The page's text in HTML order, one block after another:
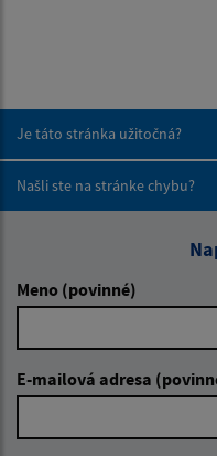
Je táto stránka užitočná?
Našli ste na stránke chybu?
Meno (povinné)
E-mailová adresa